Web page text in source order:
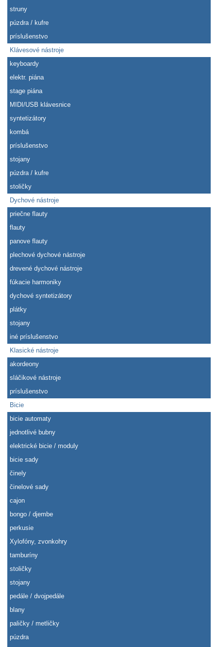
struny
púzdra / kufre
príslušenstvo
Klávesové nástroje
keyboardy
elektr. piána
stage piána
MIDI/USB klávesnice
syntetizátory
kombá
príslušenstvo
stojany
púzdra / kufre
stoličky
Dychové nástroje
priečne flauty
flauty
panove flauty
plechové dychové nástroje
drevené dychové nástroje
fúkacie harmoniky
dychové syntetizátory
plátky
stojany
iné príslušenstvo
Klasické nástroje
akordeony
sláčikové nástroje
príslušenstvo
Bicie
bicie automaty
jednotlivé bubny
elektrické bicie / moduly
bicie sady
činely
činelové sady
cajon
bongo / djembe
perkusie
Xylofóny, zvonkohry
tamburíny
stoličky
stojany
pedále / dvojpedále
blany
paličky / metličky
púzdra